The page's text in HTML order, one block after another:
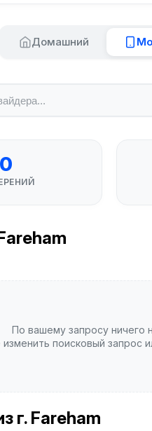
Домашний
0
По вашему запросу ничего
поисковый запрос
г. Fareham